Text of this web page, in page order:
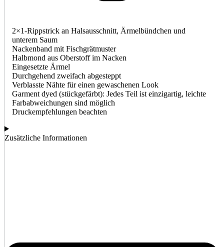
2×1-Rippstrick an Halsausschnitt, Ärmelbündchen und
unterem Saum
Nackenband mit Fischgrätmuster
Halbmond aus Oberstoff im Nacken
Eingesetzte Ärmel
Durchgehend zweifach abgesteppt
Verblasste Nähte für einen gewaschenen Look
Garment dyed (stückgefärbt): Jedes Teil ist einzigartig, leichte
Farbabweichungen sind möglich
Druckempfehlungen beachten
Zusätzliche Informationen